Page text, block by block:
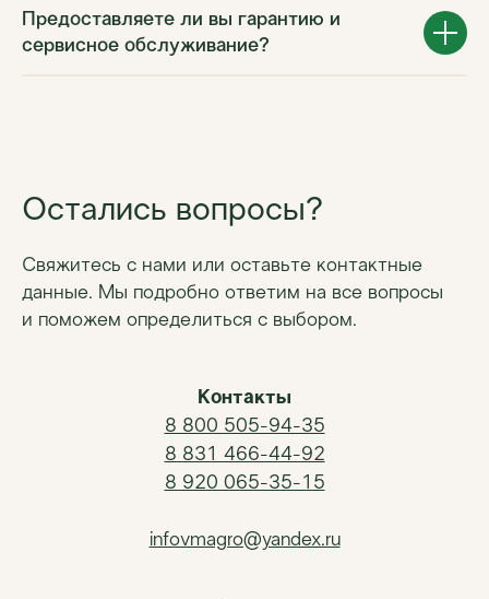
Предоставляете ли вы гарантию и
сервисное обслуживание?
Остались вопросы?
Свяжитесь с нами или оставьте контактные
данные. Мы подробно ответим на все вопросы
и поможем определиться с выбором.
Контакты
8 800 505-94-35
8 831 466-44-92
8 920 065-35-15
infovmagro@yandex.ru
Мы за долгосрочное сотрудничество